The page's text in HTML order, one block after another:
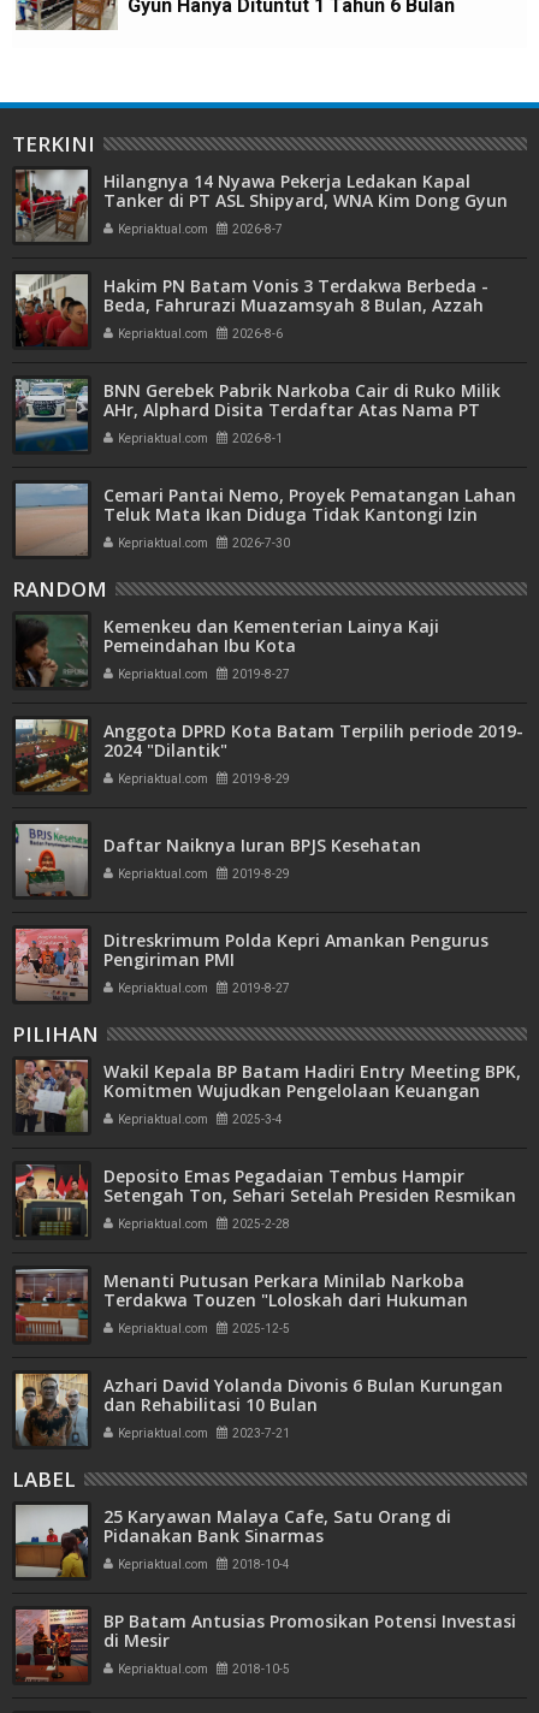
Gyun Hanya Dituntut 1 Tahun 6 Bulan
TERKINI
Hilangnya 14 Nyawa Pekerja Ledakan Kapal
Tanker di PT ASL Shipyard, WNA Kim Dong Gyun
Hanya Dituntut 1 Tahun 6 Bulan
Kepriaktual.com 2026-8-7
Hakim PN Batam Vonis 3 Terdakwa Berbeda -
Beda, Fahrurazi Muazamsyah 8 Bulan, Azzah
Azzurah dan Risma Divonis 2 Tahun 6 Bulan
Kepriaktual.com 2026-8-6
BNN Gerebek Pabrik Narkoba Cair di Ruko Milik
AHr, Alphard Disita Terdaftar Atas Nama PT
Mitra Usaha Properti
Kepriaktual.com 2026-8-1
Cemari Pantai Nemo, Proyek Pematangan Lahan
Teluk Mata Ikan Diduga Tidak Kantongi Izin
Amdal
Kepriaktual.com 2026-7-30
RANDOM
Kemenkeu dan Kementerian Lainya Kaji
Pemeindahan Ibu Kota
Kepriaktual.com 2019-8-27
Anggota DPRD Kota Batam Terpilih periode 2019-
2024 "Dilantik"
Kepriaktual.com 2019-8-29
Daftar Naiknya Iuran BPJS Kesehatan
Kepriaktual.com 2019-8-29
Ditreskrimum Polda Kepri Amankan Pengurus
Pengiriman PMI
Kepriaktual.com 2019-8-27
PILIHAN
Wakil Kepala BP Batam Hadiri Entry Meeting BPK,
Komitmen Wujudkan Pengelolaan Keuangan
Transparan dan Akuntabel
Kepriaktual.com 2025-3-4
Deposito Emas Pegadaian Tembus Hampir
Setengah Ton, Sehari Setelah Presiden Resmikan
Bank Emas
Kepriaktual.com 2025-2-28
Menanti Putusan Perkara Minilab Narkoba
Terdakwa Touzen "Loloskah dari Hukuman
Seumur Hidup atau Mati"
Kepriaktual.com 2025-12-5
Azhari David Yolanda Divonis 6 Bulan Kurungan
dan Rehabilitasi 10 Bulan
Kepriaktual.com 2023-7-21
LABEL
25 Karyawan Malaya Cafe, Satu Orang di
Pidanakan Bank Sinarmas
Kepriaktual.com 2018-10-4
BP Batam Antusias Promosikan Potensi Investasi
di Mesir
Kepriaktual.com 2018-10-5